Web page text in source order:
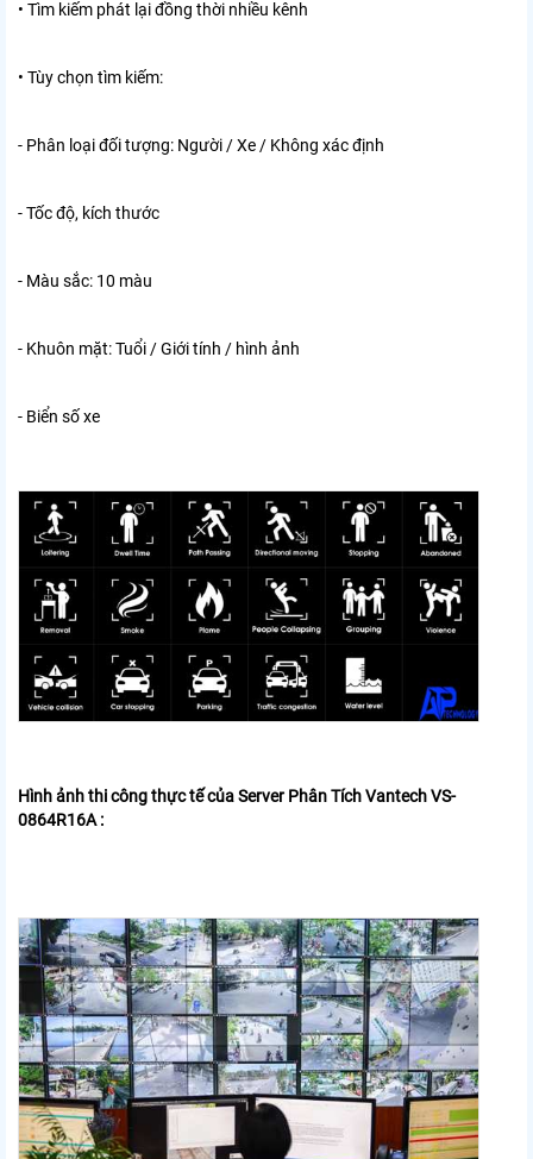
• Tìm kiếm phát lại đồng thời nhiều kênh
• Tùy chọn tìm kiếm:
- Phân loại đối tượng: Người / Xe / Không xác định
- Tốc độ, kích thước
- Màu sắc: 10 màu
- Khuôn mặt: Tuổi / Giới tính / hình ảnh
- Biển số xe
Hình ảnh thi công thực tế của Server Phân Tích Vantech VS-
0864R16A :